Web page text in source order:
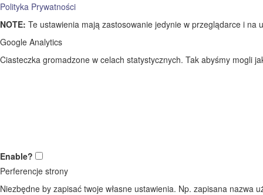
Polityka Prywatności
NOTE: Te ustawienia mają zastosowanie jedynie w przeglądarce i na
Google Analytics
Ciasteczka gromadzone w celach statystycznych. Tak abyśmy mogli
Enable?
Perferencje strony
Niezbędne by zapisać twoje własne ustawienia. Np. zapisana nazwa